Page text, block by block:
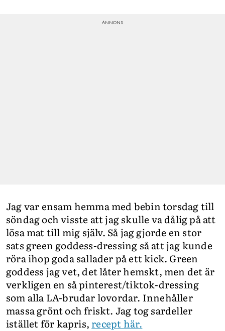
Jag var ensam hemma med bebin torsdag till
söndag och visste att jag skulle va dålig på att
lösa mat till mig själv. Så jag gjorde en stor
sats green goddess-dressing så att jag kunde
röra ihop goda sallader på ett kick. Green
goddess jag vet, det låter hemskt, men det är
verkligen en så pinterest/tiktok-dressing
som alla LA-brudar lovordar. Innehåller
massa grönt och friskt. Jag tog sardeller
istället för kapris, recept här.